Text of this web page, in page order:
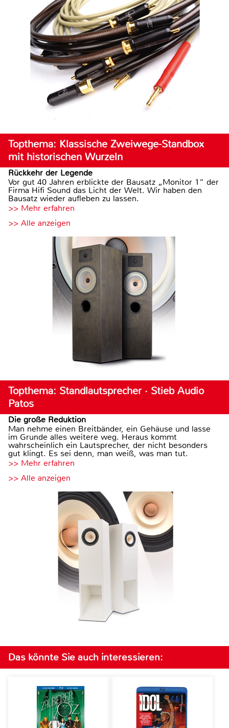
Topthema: Klassische Zweiwege-Standbox
mit historischen Wurzeln
Rückkehr der Legende
Vor gut 40 Jahren erblickte der Bausatz „Monitor 1“ der
Firma Hifi Sound das Licht der Welt. Wir haben den
Bausatz wieder aufleben zu lassen.
>> Mehr erfahren
>> Alle anzeigen
Topthema: Standlautsprecher · Stieb Audio
Patos
Die große Reduktion
Man nehme einen Breitbänder, ein Gehäuse und lasse
im Grunde alles weitere weg. Heraus kommt
wahrscheinlich ein Lautsprecher, der nicht besonders
gut klingt. Es sei denn, man weiß, was man tut.
>> Mehr erfahren
>> Alle anzeigen
Das könnte Sie auch interessieren: